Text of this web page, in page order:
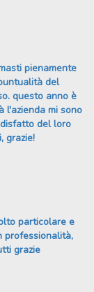
pienamente
del
questo anno è
l'azienda mi sono
del loro
grazie!
particolare e
professionalità,
grazie